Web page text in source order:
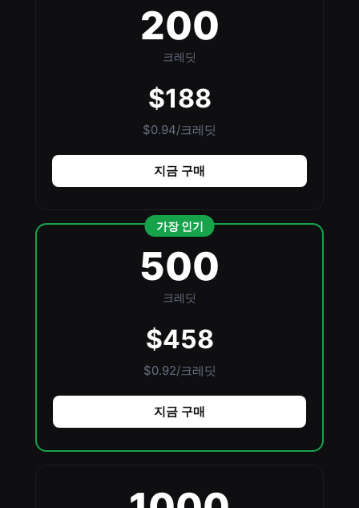
200
크레딧
$188
$0.94/크레딧
지금 구매
가장 인기
500
크레딧
$458
$0.92/크레딧
지금 구매